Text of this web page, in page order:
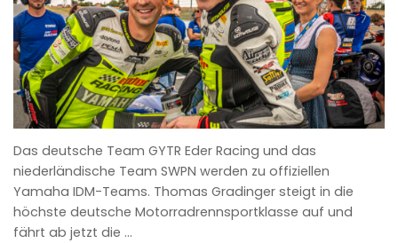
Das deutsche Team GYTR Eder Racing und das
niederländische Team SWPN werden zu offiziellen
Yamaha IDM-Teams. Thomas Gradinger steigt in die
höchste deutsche Motorradrennsportklasse auf und
fährt ab jetzt die …